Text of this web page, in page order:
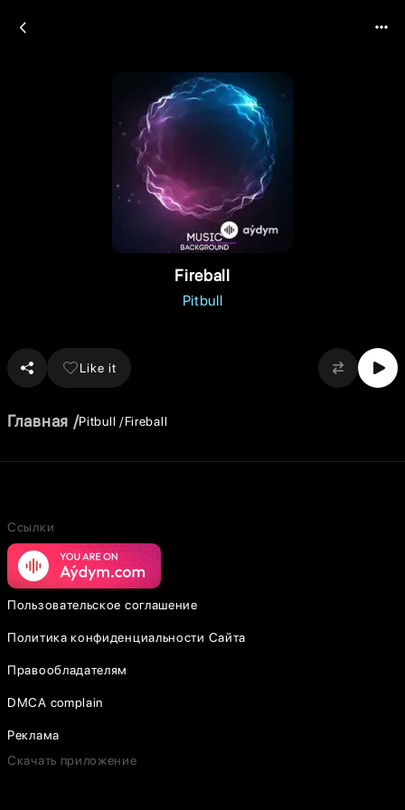
Fireball
Pitbull
Like it
Главная Pitbull Fireball
Ссылки
Пользовательское соглашение
Политика конфиденциальности Сайта
Правообладателям
DMCA complain
Реклама
Скачать приложение